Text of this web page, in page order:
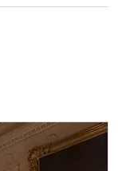
kostenlos
kostenlos